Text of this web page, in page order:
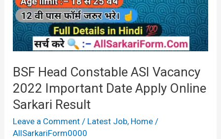
BSF Head Constable ASI Vacancy
2022 Important Date Apply Online
Sarkari Result
Leave a Comment / Latest Job, Home /
AllSarkariForm0000
Vacancy
2022
Important
Apply
Online
Sarkari
Result